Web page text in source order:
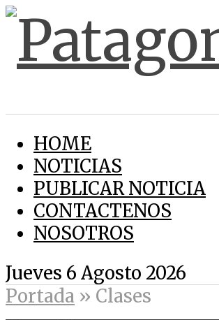
HOME
NOTICIAS
PUBLICAR NOTICIA
CONTACTENOS
NOSOTROS
Jueves 6 Agosto 2026
Portada » Clases